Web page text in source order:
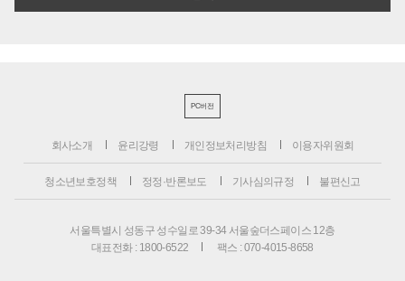
PC버전
회사소개 윤리강령 개인정보처리방침 이용자위원회
청소년보호정책 정정·반론보도 기사심의규정 불편신고
서울특별시 성동구 성수일로 39-34 서울숲더스페이스 12층
대표전화 : 1800-6522
팩스 : 070-4015-8658